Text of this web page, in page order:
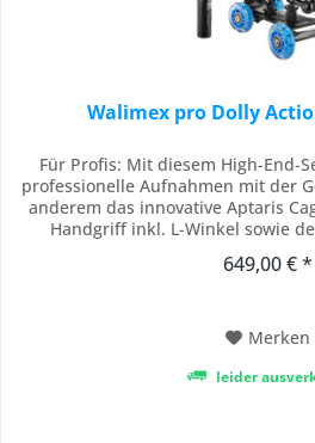
Walimex pro Dolly
Für Profis: Mit diesem High-End-
professionelle Aufnahmen mit der
anderem das innovative Aptaris
Handgriff inkl. L-Winkel sowie
haben. In Situationen mit649,00 € *
Merken
leider